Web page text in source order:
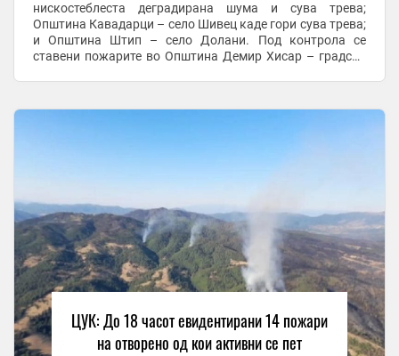
нискостеблеста деградирана шума и сува трева;
Општина Кавадарци – село Шивец каде гори сува трева;
и Општина Штип – село Долани. Под контрола се
ставени пожарите во Општина Демир Хисар – градска
ЦУК: До 18 часот евидентирани 14 пожари
на отворено од кои активни се пет